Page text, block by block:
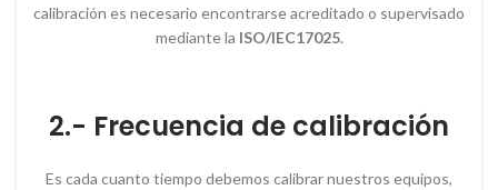
calibración es necesario encontrarse acreditado o supervisado
mediante la ISO/IEC17025.
2.- Frecuencia de calibración
Es cada cuanto tiempo debemos calibrar nuestros equipos,